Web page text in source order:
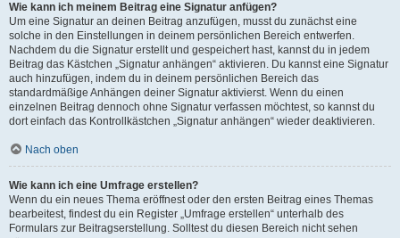
Wie kann ich meinem Beitrag eine Signatur anfügen?
Um eine Signatur an deinen Beitrag anzufügen, musst du zunächst eine
solche in den Einstellungen in deinem persönlichen Bereich entwerfen.
Nachdem du die Signatur erstellt und gespeichert hast, kannst du in jedem
Beitrag das Kästchen „Signatur anhängen“ aktivieren. Du kannst eine Signatur
auch hinzufügen, indem du in deinem persönlichen Bereich das
standardmäßige Anhängen deiner Signatur aktivierst. Wenn du einen
einzelnen Beitrag dennoch ohne Signatur verfassen möchtest, so kannst du
dort einfach das Kontrollkästchen „Signatur anhängen“ wieder deaktivieren.
Nach oben
Wie kann ich eine Umfrage erstellen?
Wenn du ein neues Thema eröffnest oder den ersten Beitrag eines Themas
bearbeitest, findest du ein Register „Umfrage erstellen“ unterhalb des
Formulars zur Beitragserstellung. Solltest du diesen Bereich nicht sehen